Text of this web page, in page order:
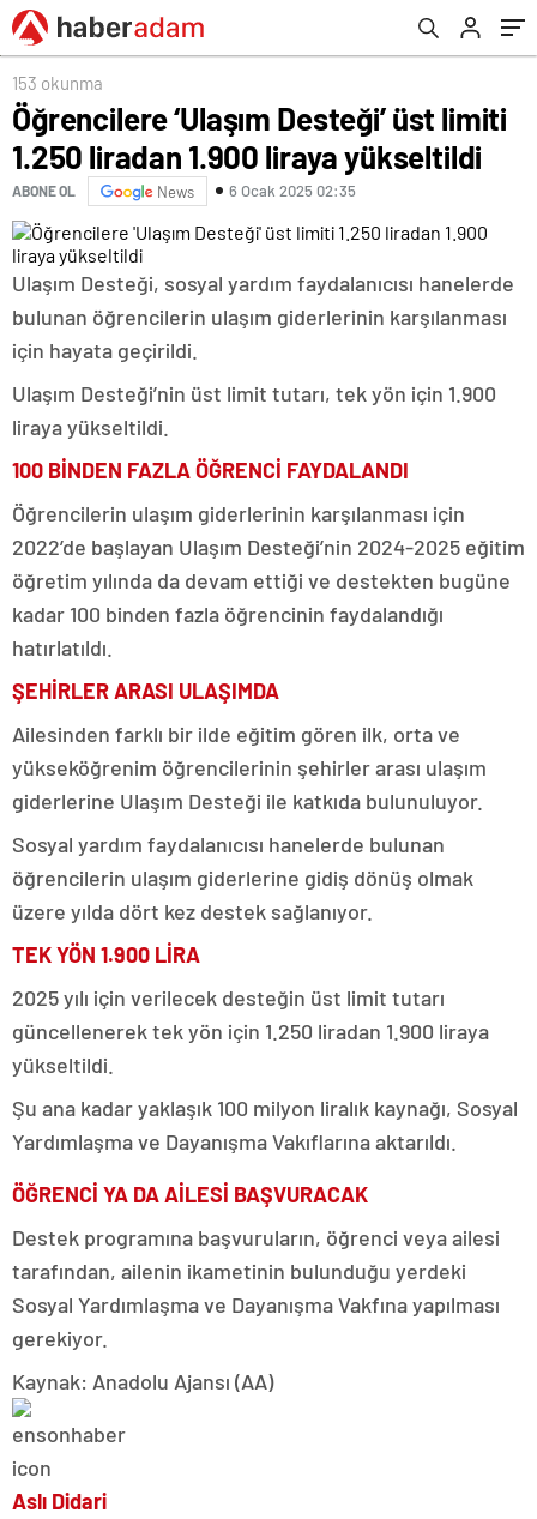
153 okunma
Öğrencilere ‘Ulaşım Desteği’ üst limiti
1.250 liradan 1.900 liraya yükseltildi
ABONE OL News 6 Ocak 2025 02:35
Ulaşım Desteği, sosyal yardım faydalanıcısı hanelerde
bulunan öğrencilerin ulaşım giderlerinin karşılanması
için hayata geçirildi.
Ulaşım Desteği’nin üst limit tutarı, tek yön için 1.900
liraya yükseltildi.
100 BİNDEN FAZLA ÖĞRENCİ FAYDALANDI
Öğrencilerin ulaşım giderlerinin karşılanması için
2022’de başlayan Ulaşım Desteği’nin 2024-2025 eğitim
öğretim yılında da devam ettiği ve destekten bugüne
kadar 100 binden fazla öğrencinin faydalandığı
hatırlatıldı.
ŞEHİRLER ARASI ULAŞIMDA
Ailesinden farklı bir ilde eğitim gören ilk, orta ve
yükseköğrenim öğrencilerinin şehirler arası ulaşım
giderlerine Ulaşım Desteği ile katkıda bulunuluyor.
Sosyal yardım faydalanıcısı hanelerde bulunan
öğrencilerin ulaşım giderlerine gidiş dönüş olmak
üzere yılda dört kez destek sağlanıyor.
TEK YÖN 1.900 LİRA
2025 yılı için verilecek desteğin üst limit tutarı
güncellenerek tek yön için 1.250 liradan 1.900 liraya
yükseltildi.
Şu ana kadar yaklaşık 100 milyon liralık kaynağı, Sosyal
Yardımlaşma ve Dayanışma Vakıflarına aktarıldı.
ÖĞRENCİ YA DA AİLESİ BAŞVURACAK
Destek programına başvuruların, öğrenci veya ailesi
tarafından, ailenin ikametinin bulunduğu yerdeki
Sosyal Yardımlaşma ve Dayanışma Vakfına yapılması
gerekiyor.
Kaynak: Anadolu Ajansı (AA)
Aslı Didari